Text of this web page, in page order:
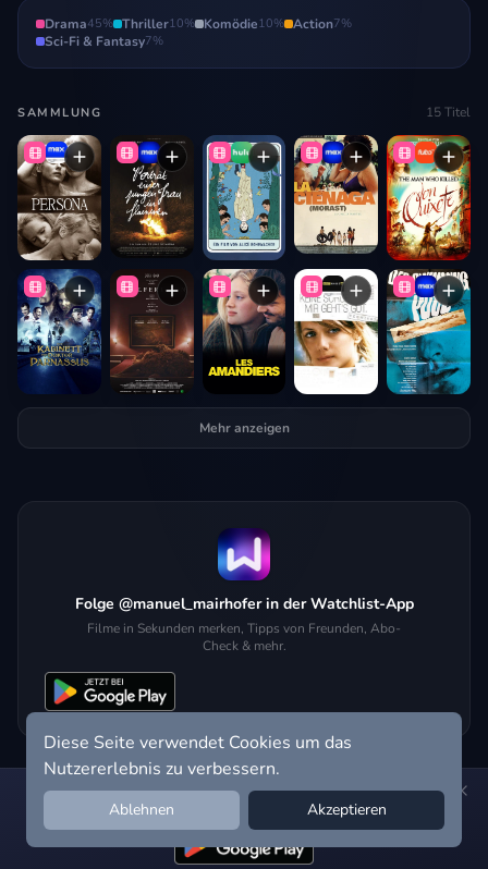
Drama45% Thriller10% Komödie10% Action7%
Sci-Fi & Fantasy7%
SAMMLUNG 15Titel
Mehr anzeigen
Folge @manuel_mairhofer in der Watchlist-App
Filme in Sekunden merken, Tipps von Freunden, Abo-
Check & mehr.
Hol dir die Watchlist-App:Filme in Sekunden merken, Tipps von
Freunden, Abo-Check & mehr.
Diese Seite verwendet Cookies um das
Nutzererlebnis zu verbessern.
Ablehnen Akzeptieren